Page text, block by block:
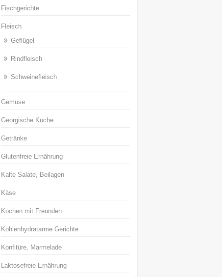
Fischgerichte
Fleisch
Geflügel
Rindfleisch
Schweinefleisch
Gemüse
Georgische Küche
Getränke
Glutenfreie Ernährung
Kalte Salate, Beilagen
Käse
Kochen mit Freunden
Kohlenhydratarme Gerichte
Konfitüre, Marmelade
Laktosefreie Ernährung